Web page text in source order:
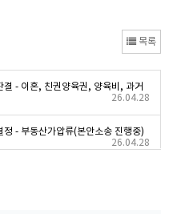
목록
결 - 이혼, 친권양육권, 양육비, 과거
26.04.28
정 - 부동산가압류(본안소송 진행중)
26.04.28